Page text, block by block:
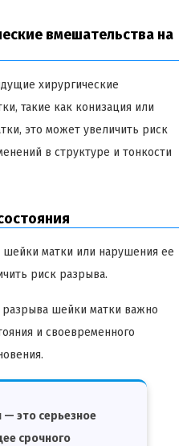
вмешательства на
хирургические
такие как конизация или
это может увеличить риск
в структуре и тонкости
матки или нарушения ее
риск разрыва.
шейки матки важно
и своевременного
это серьезное
срочного